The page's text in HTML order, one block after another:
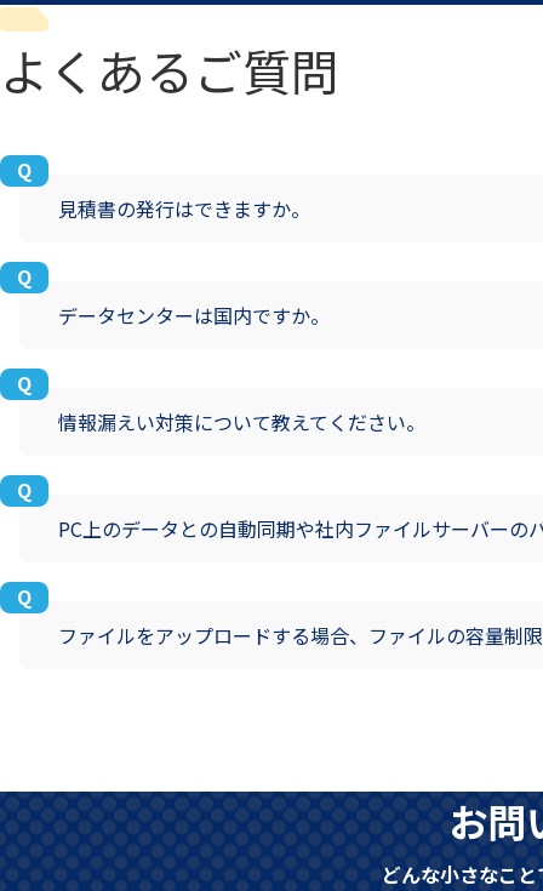
よくあるご質問
見積書の発行はできますか。
データセンターは国内ですか。
情報漏えい対策について教えてください。
PC上のデータとの自動同期や社内ファイルサーバーの
ファイルをアップロードする場合、ファイルの容量制
お問
どんな小さなこ